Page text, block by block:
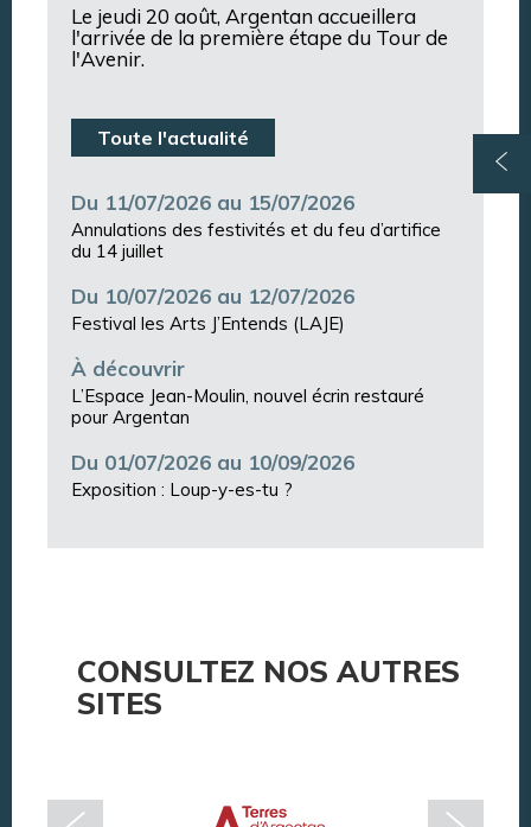
Le jeudi 20 août, Argentan accueillera
l'arrivée de la première étape du Tour de
l'Avenir.
Toute l'actualité
Du 11/07/2026 au 15/07/2026
Annulations des festivités et du feu d’artifice
du 14 juillet
Du 10/07/2026 au 12/07/2026
Festival les Arts J’Entends (LAJE)
À découvrir
L’Espace Jean-Moulin, nouvel écrin restauré
pour Argentan
Du 01/07/2026 au 10/09/2026
Exposition : Loup-y-es-tu ?
CONSULTEZ NOS AUTRES
SITES